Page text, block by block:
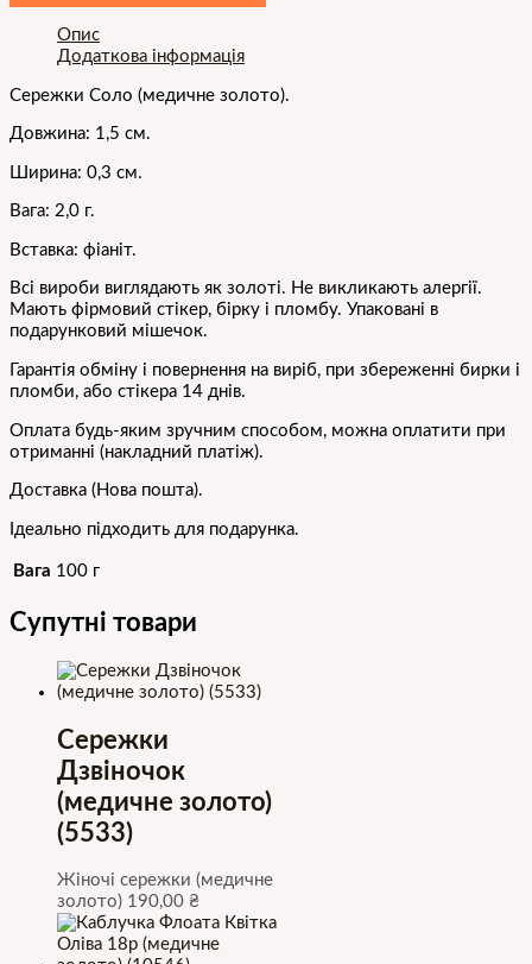
Опис
Додаткова інформація
Сережки Соло (медичне золото).
Довжина: 1,5 см.
Ширина: 0,3 см.
Вага: 2,0 г.
Вставка: фіаніт.
Всі вироби виглядають як золоті. Не викликають алергії.
Мають фірмовий стікер, бірку і пломбу. Упаковані в
подарунковий мішечок.
Гарантія обміну і повернення на виріб, при збереженні бирки і
пломби, або стікера 14 днів.
Оплата будь-яким зручним способом, можна оплатити при
отриманні (накладний платіж).
Доставка (Нова пошта).
Ідеально підходить для подарунка.
Вага 100 г
Супутні товари
Сережки
Дзвіночок
(медичне золото)
(5533)
Жіночі сережки (медичне
золото) 190,00 ₴